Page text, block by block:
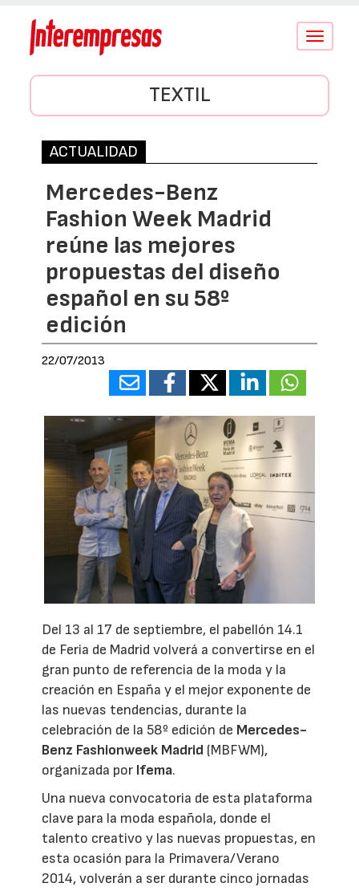
Conmutar
TEXTIL
ACTUALIDAD
Mercedes-Benz
Fashion Week Madrid
reúne las mejores
propuestas del diseño
español en su 58º
edición
22/07/2013
Del 13 al 17 de septiembre, el pabellón 14.1
de Feria de Madrid volverá a convertirse en el
gran punto de referencia de la moda y la
creación en España y el mejor exponente de
las nuevas tendencias, durante la
celebración de la 58º edición de Mercedes-
Benz Fashionweek Madrid (MBFWM),
organizada por Ifema.
Una nueva convocatoria de esta plataforma
clave para la moda española, donde el
talento creativo y las nuevas propuestas, en
esta ocasión para la Primavera/Verano
2014, volverán a ser durante cinco jornadas